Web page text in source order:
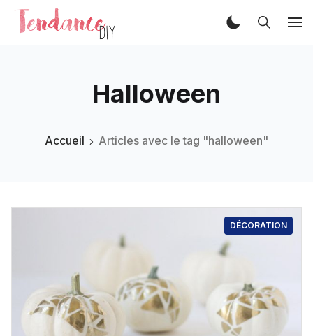
Halloween
Accueil Articles avec le tag "halloween"
DÉCORATION